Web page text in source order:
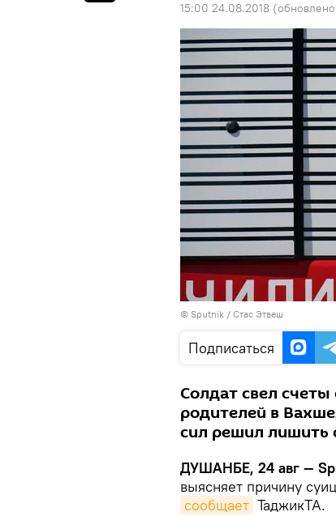
15:00 24.08.2018
© Sputnik / Стас Этвеш
Подписаться
Солдат свел
родителей в
сил решил лишить
ДУШАНБЕ, 24 авг —
выясняет причину
сообщает ТаджикТА.